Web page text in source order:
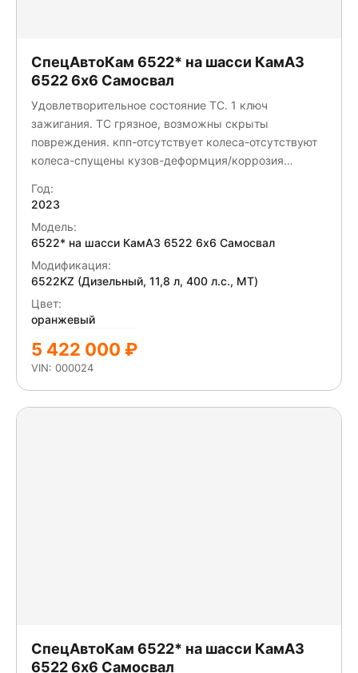
СпецАвтоКам 6522* на шасси КамАЗ
6522 6x6 Самосвал
Удовлетворительное состояние ТС. 1 ключ
зажигания. ТС грязное, возможны скрыты
повреждения. кпп-отсутствует колеса-отсутствуют
колеса-спущены кузов-деформция/коррозия
Год:
2023
Модель:
6522* на шасси КамАЗ 6522 6x6 Самосвал
Модификация:
6522KZ (Дизельный, 11,8 л, 400 л.с., МТ)
Цвет:
оранжевый
5 422 000 ₽
VIN: 000024
СпецАвтоКам 6522* на шасси КамАЗ
6522 6x6 Самосвал